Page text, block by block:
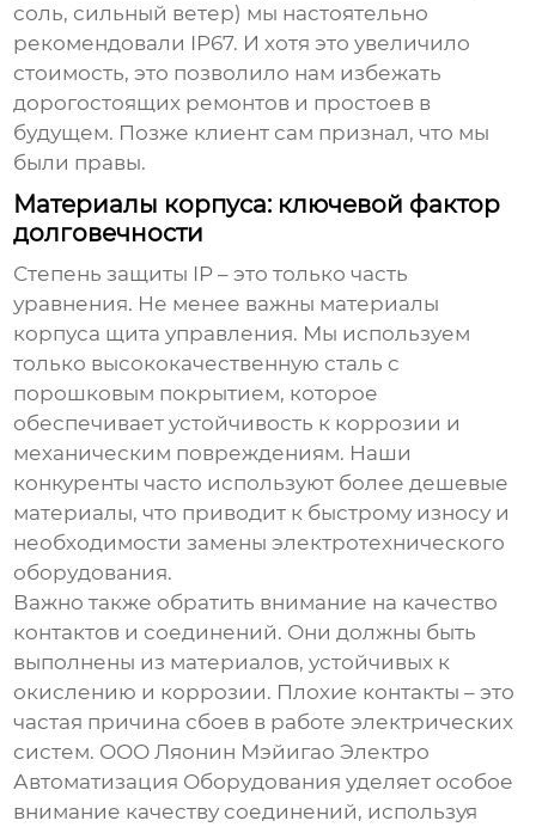
соль, сильный ветер) мы настоятельно
рекомендовали IP67. И хотя это увеличило
стоимость, это позволило нам избежать
дорогостоящих ремонтов и простоев в
будущем. Позже клиент сам признал, что мы
были правы.
Материалы корпуса: ключевой фактор
долговечности
Степень защиты IP – это только часть
уравнения. Не менее важны материалы
корпуса щита управления. Мы используем
только высококачественную сталь с
порошковым покрытием, которое
обеспечивает устойчивость к коррозии и
механическим повреждениям. Наши
конкуренты часто используют более дешевые
материалы, что приводит к быстрому износу и
необходимости заменыэлектротехнического
оборудования.
Важно также обратить внимание на качество
контактов и соединений. Они должны быть
выполнены из материалов, устойчивых к
окислению и коррозии. Плохие контакты – это
частая причина сбоев в работеэлектрических
систем. ООО Ляонин Мэйигао Электро
Автоматизация Оборудования уделяет особое
внимание качеству соединений, используя